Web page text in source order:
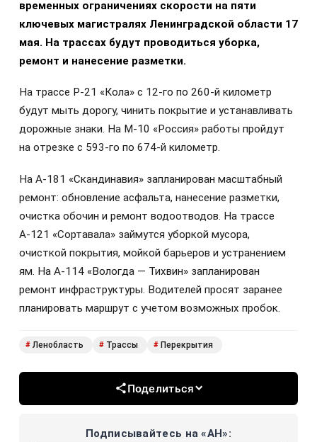
временных ограничениях скорости на пяти
ключевых магистралях Ленинградской области 17
мая. На трассах будут проводиться уборка,
ремонт и нанесение разметки.
На трассе Р-21 «Кола» с 12-го по 260-й километр
будут мыть дорогу, чинить покрытие и устанавливать
дорожные знаки. На М-10 «Россия» работы пройдут
на отрезке с 593-го по 674-й километр.
На А-181 «Скандинавия» запланирован масштабный
ремонт: обновление асфальта, нанесение разметки,
очистка обочин и ремонт водоотводов. На трассе
А-121 «Сортавала» займутся уборкой мусора,
очисткой покрытия, мойкой барьеров и устранением
ям. На А-114 «Вологда — Тихвин» запланирован
ремонт инфраструктуры. Водителей просят заранее
планировать маршрут с учетом возможных пробок.
# Ленобласть # Трассы # Перекрытия
Поделиться
Подписывайтесь на «АН»: